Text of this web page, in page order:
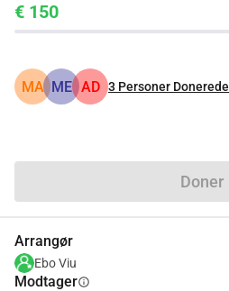
€ 150
MA ME AD 3 Personer Donerede
Doner
Arrangør
Ebo Viu
Modtagerinfo